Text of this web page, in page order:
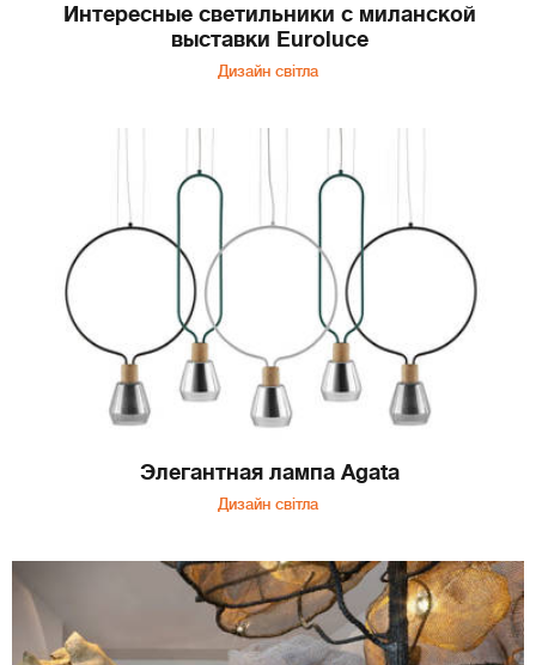
Интересные светильники с миланской
выставки Euroluce
Дизайн світла
Элегантная лампа Agata
Дизайн світла